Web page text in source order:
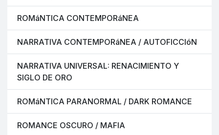
ROMáNTICA CONTEMPORáNEA
NARRATIVA CONTEMPORáNEA / AUTOFICCIóN
NARRATIVA UNIVERSAL: RENACIMIENTO Y
SIGLO DE ORO
ROMáNTICA PARANORMAL / DARK ROMANCE
ROMANCE OSCURO / MAFIA